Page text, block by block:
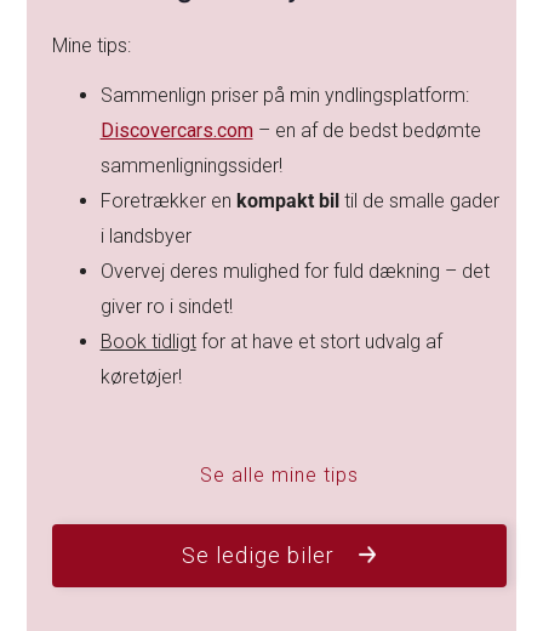
Mine tips:
Sammenlign priser på min yndlingsplatform:
Discovercars.com – en af de bedst bedømte
sammenligningssider!
Foretrækker en kompakt bil til de smalle gader
i landsbyer
Overvej deres mulighed for fuld dækning – det
giver ro i sindet!
Book tidligtfor at have et stort udvalg af
køretøjer!
Se alle mine tips
Se ledige biler